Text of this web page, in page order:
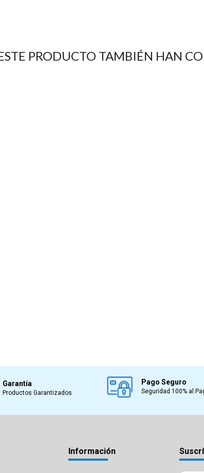
PRODUCTO TAMBIÉN HAN
Garantía
Productos Garantizados
Pago Seguro
Seguridad 100% al
Información